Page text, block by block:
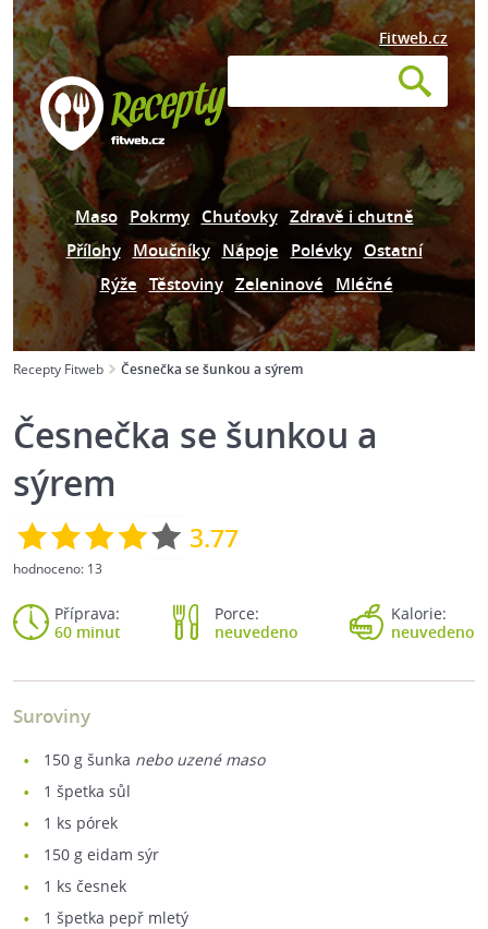
Fitweb.cz
Maso Pokrmy Chuťovky Zdravě i chutně
Přílohy Moučníky Nápoje Polévky Ostatní
Rýže Těstoviny Zeleninové Mléčné
Recepty Fitweb Česnečka se šunkou a sýrem
Česnečka se šunkou a
sýrem
3.77
hodnoceno: 13
Příprava:
60 minut
Porce:
neuvedeno
Kalorie:
neuvedeno
Suroviny
150 g šunka nebo uzené maso
1 špetka sůl
1 ks pórek
150 g eidam sýr
1 ks česnek
1 špetka pepř mletý